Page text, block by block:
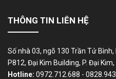
THÔNG TIN LIÊN HỆ
Số nhà 03, ngõ 130 Trần Tử Bình,
P812, Đại Kim Building, P. Đại
Hotline: 0972.712.688 -